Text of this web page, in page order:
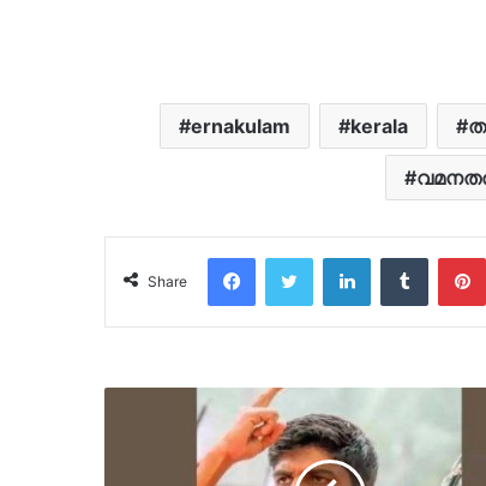
ernakulam kerala
Share
FacebookTwitter LinkedInTumblr